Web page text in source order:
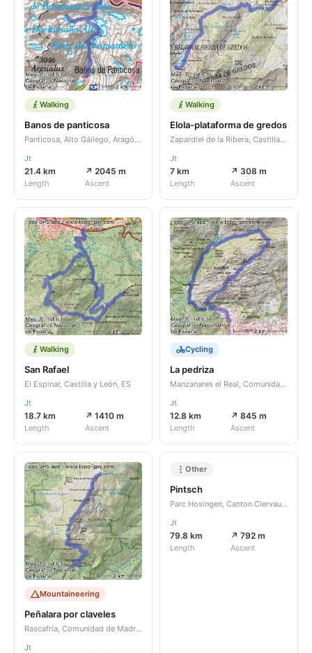
Walking
Banos de panticosa
Panticosa, Alto Gállego, Aragón, ES
Jt
21.4 km
Length
↗ 2045 m
Ascent
Walking
Elola-plataforma de gredos
Zapardiel de la Ribera, Castilla y León, ES
Jt
7 km
Length
↗ 308 m
Ascent
Walking
San Rafael
El Espinar, Castilla y León, ES
Jt
18.7 km
Length
↗ 1410 m
Ascent
Cycling
La pedriza
Manzanares el Real, Comunidad de Madrid, ES
Jt
12.8 km
Length
↗ 845 m
Ascent
Mountaineering
Peñalara por claveles
Rascafría, Comunidad de Madrid, ES
Jt
Other
Pintsch
Parc Hosingen, Canton Clervaux, LU
Jt
79.8 km
Length
↗ 792 m
Ascent